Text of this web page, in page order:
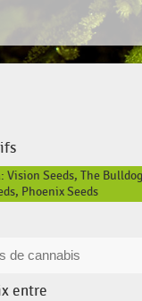
Vision Seeds, The Bulldog
Phoenix Seeds
entre